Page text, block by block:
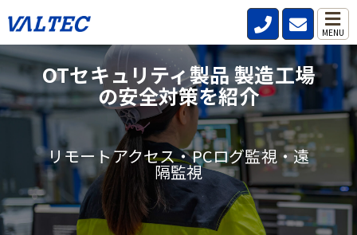
MENU
OTセキュリティ製品 製造工場
の安全対策を紹介
リモートアクセス・PCログ監視・遠
隔監視